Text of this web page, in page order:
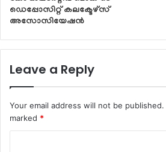
ഡെപ്പോസിറ്റ് കലക്ടേഴ്‌സ്
അസോസിയേഷൻ
Leave a Reply
Your email address will not be published.
marked *